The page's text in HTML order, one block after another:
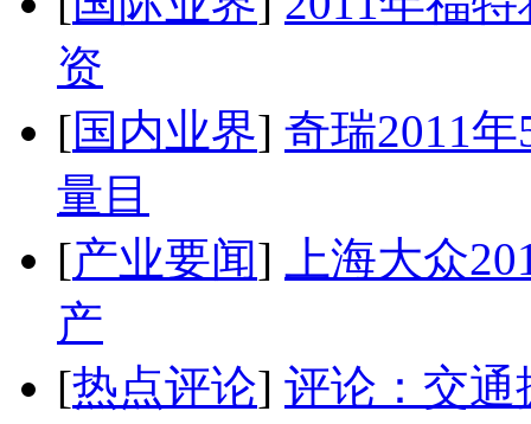
资
[国内业界] 奇瑞2011
量目
[产业要闻]
上海大众
产
[热点评论] 评论：交通